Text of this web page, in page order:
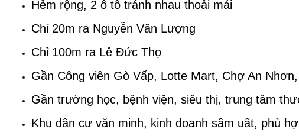
Hẻm rộng, 2 ô tô tránh nhau thoải mái
Chỉ 20m ra Nguyễn Văn Lượng
Chỉ 100m ra Lê Đức Thọ
Gần Công viên Gò Vấp, Lotte Mart, Chợ An
Gần trường học, bệnh viện, siêu thị, trung tâm
Khu dân cư văn minh, kinh doanh sầm uất, phù